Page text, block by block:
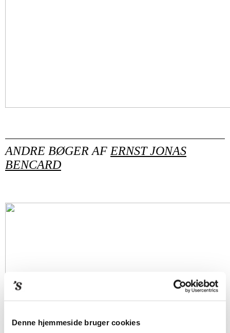
Denne hjemmeside bruger cookies
ANDRE BØGER AF ERNST JONAS
BENCARD